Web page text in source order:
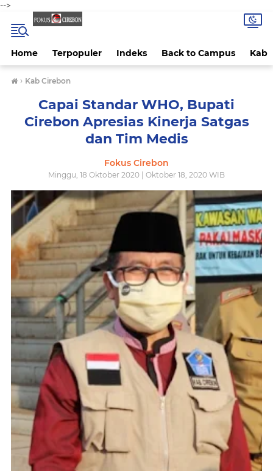
-->
Home Terpopuler Indeks Back to Campus Kab
› Kab Cirebon
Capai Standar WHO, Bupati
Cirebon Apresias Kinerja Satgas
dan Tim Medis
Fokus Cirebon
Minggu, 18 Oktober 2020 | Oktober 18, 2020 WIB